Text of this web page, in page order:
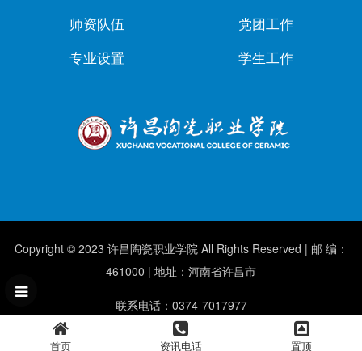
师资队伍
专业设置
党团工作
学生工作
Copyright © 2023 许昌陶瓷职业学院 All Rights Reserved | 邮 编：
461000 | 地址：河南省许昌市
联系电话：0374-7017977
首页 资讯电话 置顶